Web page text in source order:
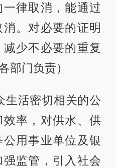
律取消，能通过
。对必要的证明
少不必要的重复
部门负责）
生活密切相关的公
率，对供水、供
用事业单位及银
监管，引入社会